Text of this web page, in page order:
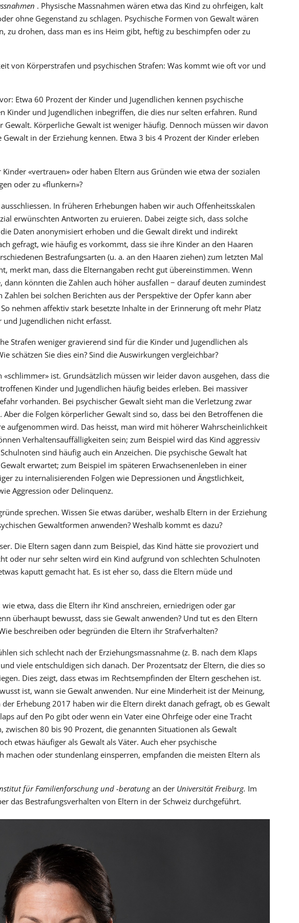
. Physische Massnahmen wären etwa das Kind zu ohrfeigen, kalt
ohne Gegenstand zu schlagen. Psychische Formen von Gewalt wären
zu drohen, dass man es ins Heim gibt, heftig zu beschimpfen oder zu
von Körperstrafen und psychischen Strafen: Was kommt wie oft vor und
Etwa 60 Prozent der Kinder und Jugendlichen kennen psychische
Kinder und Jugendlichen inbegriffen, die dies nur selten erfahren. Rund
Gewalt. Körperliche Gewalt ist weniger häufig. Dennoch müssen wir davon
in der Erziehung kennen. Etwa 3 bis 4 Prozent der Kinder erleben
«vertrauen» oder haben Eltern aus Gründen wie etwa der sozialen
oder zu «flunkern»?
In früheren Erhebungen haben wir auch Offenheitsskalen
erwünschten Antworten zu eruieren. Dabei zeigte sich, dass solche
Daten anonymisiert erhoben und die Gewalt direkt und indirekt
gefragt, wie häufig es vorkommt, dass sie ihre Kinder an den Haaren
Bestrafungsarten (u. a. an den Haaren ziehen) zum letzten Mal
merkt man, dass die Elternangaben recht gut übereinstimmen. Wenn
könnten die Zahlen auch höher ausfallen − darauf deuten zumindest
bei solchen Berichten aus der Perspektive der Opfer kann aber
nehmen affektiv stark besetzte Inhalte in der Erinnerung oft mehr Platz
Jugendlichen nicht erfasst.
Strafen weniger gravierend sind für die Kinder und Jugendlichen als
schätzen Sie dies ein? Sind die Auswirkungen vergleichbar?
ist. Grundsätzlich müssen wir leider davon ausgehen, dass die
Kinder und Jugendlichen häufig beides erleben. Bei massiver
vorhanden. Bei psychischer Gewalt sieht man die Verletzung zwar
die Folgen körperlicher Gewalt sind so, dass bei den Betroffenen die
aufgenommen wird. Das heisst, man wird mit höherer Wahrscheinlichkeit
Verhaltensauffälligkeiten sein; zum Beispiel wird das Kind aggressiv
sind häufig auch ein Anzeichen. Die psychische Gewalt hat
erwartet; zum Beispiel im späteren Erwachsenenleben in einer
zu internalisierenden Folgen wie Depressionen und Ängstlichkeit,
Aggression oder Delinquenz.
sprechen. Wissen Sie etwas darüber, weshalb Eltern in der Erziehung
Gewaltformen anwenden? Weshalb kommt es dazu?
Die Eltern sagen dann zum Beispiel, das Kind hätte sie provoziert und
oder nur sehr selten wird ein Kind aufgrund von schlechten Schulnoten
kaputt gemacht hat. Es ist eher so, dass die Eltern müde und
etwa, dass die Eltern ihr Kind anschreien, erniedrigen oder gar
überhaupt bewusst, dass sie Gewalt anwenden? Und tut es den Eltern
beschreiben oder begründen die Eltern ihr Strafverhalten?
sich schlecht nach der Erziehungsmassnahme (z. B. nach dem Klaps
viele entschuldigen sich danach. Der Prozentsatz der Eltern, die dies so
Dies zeigt, dass etwas im Rechtsempfinden der Eltern geschehen ist.
ist, wann sie Gewalt anwenden. Nur eine Minderheit ist der Meinung,
Erhebung 2017 haben wir die Eltern direkt danach gefragt, ob es Gewalt
auf den Po gibt oder wenn ein Vater eine Ohrfeige oder eine Tracht
zwischen 80 bis 90 Prozent, die genannten Situationen als Gewalt
etwas häufiger als Gewalt als Väter. Auch eher psychische
oder stundenlang einsperren, empfanden die meisten Eltern als
für Familienforschung und -beratungan der Universität Freiburg. Im
das Bestrafungsverhalten von Eltern in der Schweiz durchgeführt.